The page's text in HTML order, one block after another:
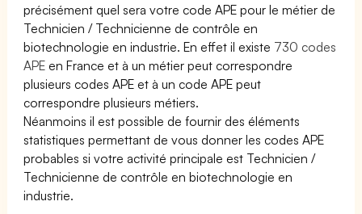
précisément quel sera votre code APE pour le métier de
Technicien / Technicienne de contrôle en
biotechnologie en industrie. En effet il existe 730 codes
APE en France et à un métier peut correspondre
plusieurs codes APE et à un code APE peut
correspondre plusieurs métiers.
Néanmoins il est possible de fournir des éléments
statistiques permettant de vous donner les codes APE
probables si votre activité principale est Technicien /
Technicienne de contrôle en biotechnologie en
industrie.